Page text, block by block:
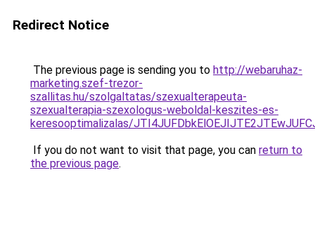
Redirect Notice
The previous page is sending you to http://webaruhaz-
marketing.szef-trezor-
szallitas.hu/szolgaltatas/szexualterapeuta-
szexualterapia-szexologus-weboldal-keszites-es-
keresooptimalizalas/
If you do not want to visit that page, you can return to
the previous page.